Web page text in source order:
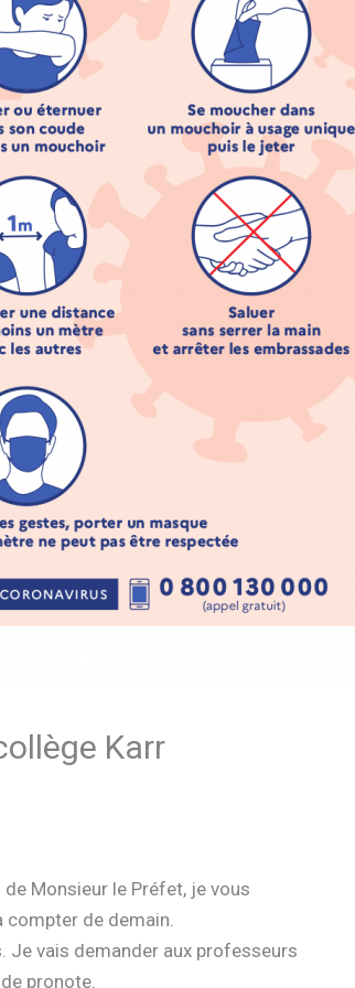
Karr
Monsieur le Préfet, je vous
compter de demain.
Je vais demander aux professeurs
pronote.